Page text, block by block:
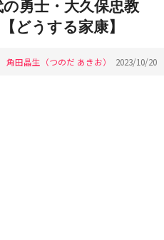
勇士・大久保忠教
どうする家康】
角田晶生（つのだ あきお） 2023/10/20